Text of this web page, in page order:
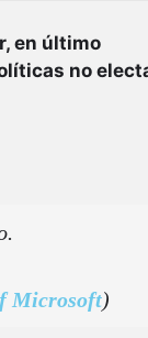
en último
no
Microsoft)